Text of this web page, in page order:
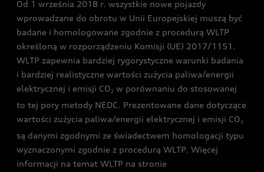
Audi exclusive
Od 1 września 2018 r. wszystkie nowe pojazdy
wprowadzane do obrotu w Unii Europejskiej muszą być
badane i homologowane zgodnie z procedurą WLTP
określoną w rozporządzeniu Komisji (UE) 2017/1151.
WLTP zapewnia bardziej rygorystyczne warunki badania
i bardziej realistyczne wartości zużycia paliwa/energii
elektrycznej i emisji CO2 w porównaniu do stosowanej
to tej pory metody NEDC. Prezentowane dane dotyczące
wartości zużycia paliwa/energii elektrycznej i emisji CO2
są danymi zgodnymi ze świadectwem homologacji typu
wyznaczonymi zgodnie z procedurą WLTP. Więcej
informacji na temat WLTP na stronie